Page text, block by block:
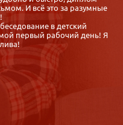
И всё это за разумные
в детский
первый рабочий день! Я